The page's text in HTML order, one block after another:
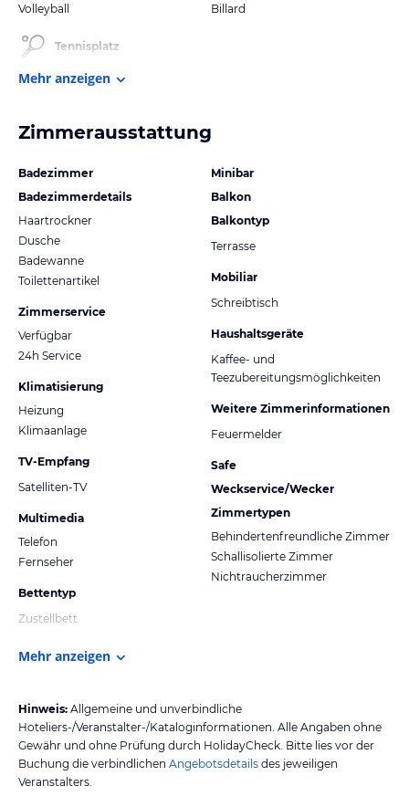
Volleyball
Tennisplatz
Billard
Mehr anzeigen
Zimmerausstattung
Badezimmer
Badezimmerdetails
Haartrockner
Dusche
Badewanne
Toilettenartikel
Zimmerservice
Verfügbar
24h Service
Klimatisierung
Heizung
Klimaanlage
TV-Empfang
Satelliten-TV
Multimedia
Telefon
Fernseher
Bettentyp
Zustellbett
Minibar
Balkon
Balkontyp
Terrasse
Mobiliar
Schreibtisch
Haushaltsgeräte
Kaffee- und
Teezubereitungsmöglichkeiten
Weitere Zimmerinformationen
Feuermelder
Safe
Weckservice/Wecker
Zimmertypen
Behindertenfreundliche Zimmer
Schallisolierte Zimmer
Nichtraucherzimmer
Mehr anzeigen
Hinweis: Allgemeine und unverbindliche
Hoteliers-/Veranstalter-/Kataloginformationen. Alle Angaben ohne
Gewähr und ohne Prüfung durch HolidayCheck. Bitte lies vor der
Buchung die verbindlichen Angebotsdetails des jeweiligen
Veranstalters.